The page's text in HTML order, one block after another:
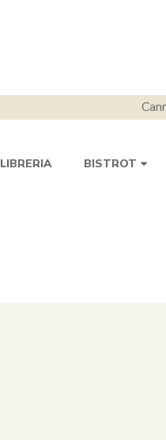
LIBRERIA BISTROT